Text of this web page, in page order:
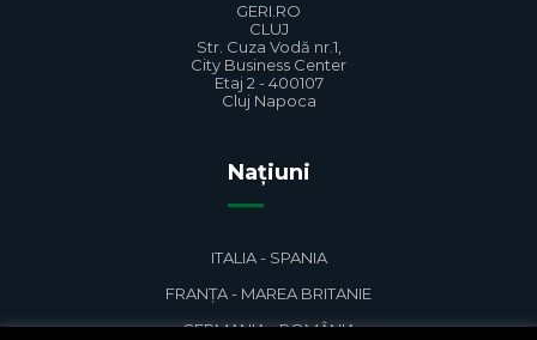
GERI.RO
CLUJ
Str. Cuza Vodă nr.1,
City Business Center
Etaj 2 - 400107
Cluj Napoca
Națiuni
ITALIA - SPANIA
FRANȚA - MAREA BRITANIE
GERMANIA - ROMÂNIA